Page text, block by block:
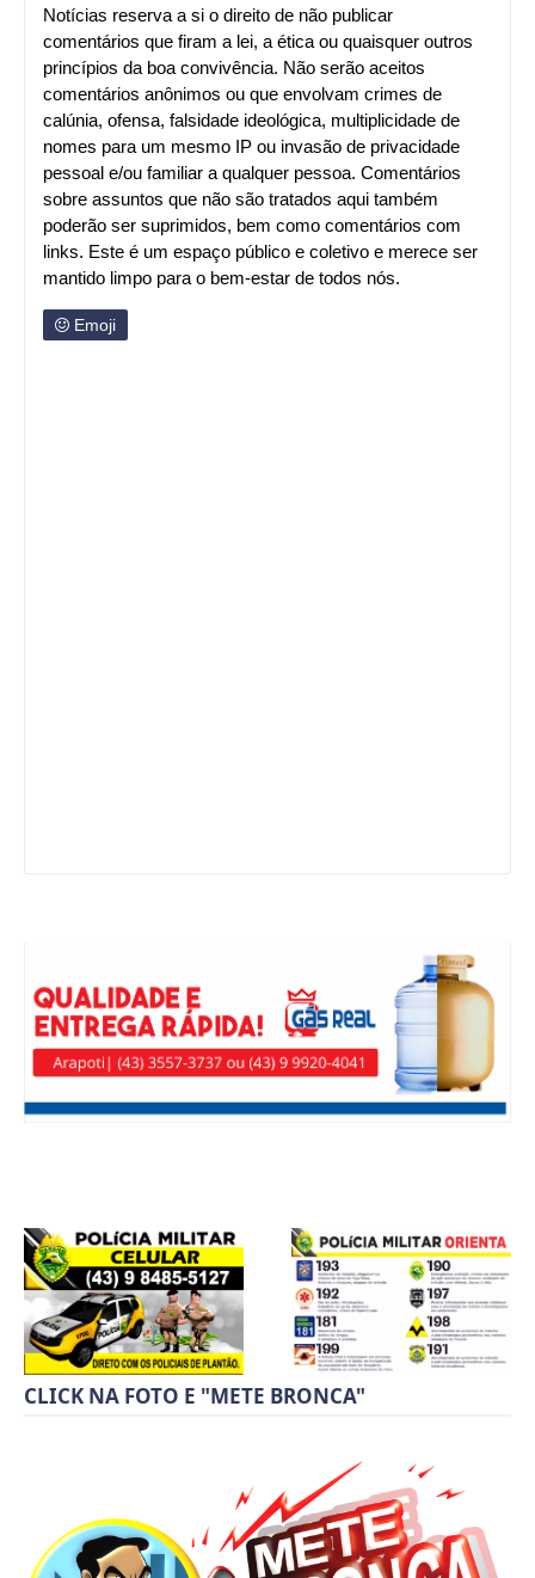
Notícias reserva a si o direito de não publicar
comentários que firam a lei, a ética ou quaisquer outros
princípios da boa convivência. Não serão aceitos
comentários anônimos ou que envolvam crimes de
calúnia, ofensa, falsidade ideológica, multiplicidade de
nomes para um mesmo IP ou invasão de privacidade
pessoal e/ou familiar a qualquer pessoa. Comentários
sobre assuntos que não são tratados aqui também
poderão ser suprimidos, bem como comentários com
links. Este é um espaço público e coletivo e merece ser
mantido limpo para o bem-estar de todos nós.
Emoji
CLICK NA FOTO E "METE BRONCA"